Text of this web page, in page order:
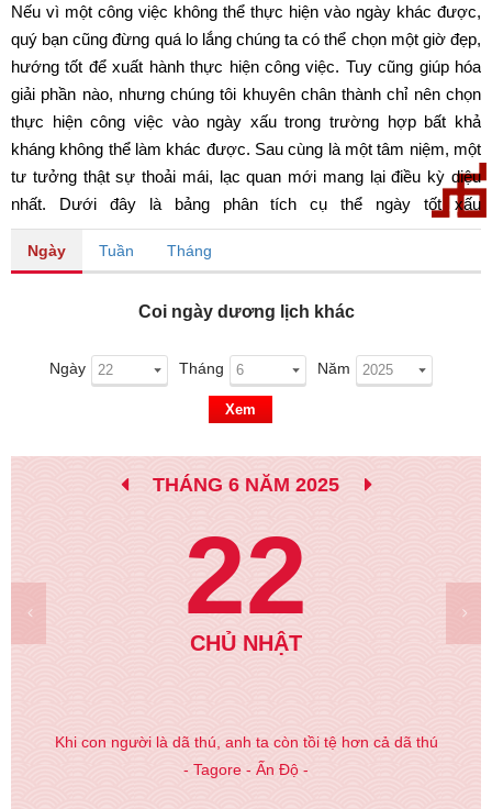
Nếu vì một công việc không thể thực hiện vào ngày khác được,
quý bạn cũng đừng quá lo lắng chúng ta có thể chọn một giờ đẹp,
hướng tốt để xuất hành thực hiện công việc. Tuy cũng giúp hóa
giải phần nào, nhưng chúng tôi khuyên chân thành chỉ nên chọn
thực hiện công việc vào ngày xấu trong trường hợp bất khả
kháng không thể làm khác được. Sau cùng là một tâm niệm, một
tư tưởng thật sự thoải mái, lạc quan mới mang lại điều kỳ diệu
nhất. Dưới đây là bảng phân tích cụ thể ngày tốt xấu
ngày 22/6/2025. Chúc quý bạn có một ngày may mắn và tốt lành.
Ngày Tuần Tháng
Coi ngày dương lịch khác
Ngày Tháng Năm
Xem
THÁNG 6 NĂM 2025
22
CHỦ NHẬT
Khi con người là dã thú, anh ta còn tồi tệ hơn cả dã thú
- Tagore - Ấn Độ -